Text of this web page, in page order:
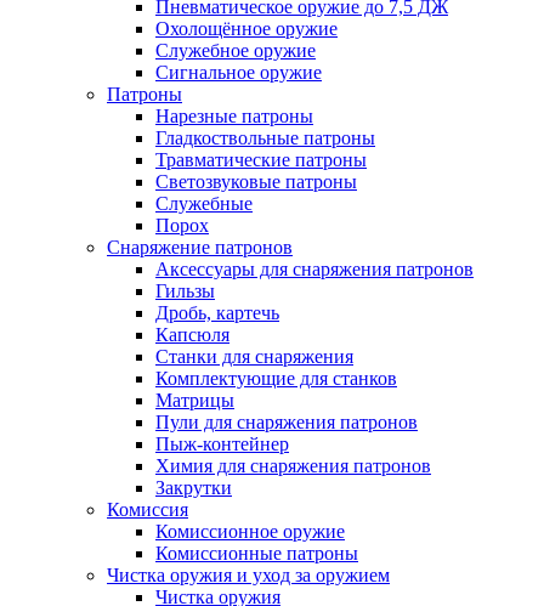
Пневматическое оружие до 7,5 ДЖ
Охолощённое оружие
Служебное оружие
Сигнальное оружие
Патроны
Нарезные патроны
Гладкоствольные патроны
Травматические патроны
Светозвуковые патроны
Служебные
Порох
Снаряжение патронов
Аксессуары для снаряжения патронов
Гильзы
Дробь, картечь
Капсюля
Станки для снаряжения
Комплектующие для станков
Матрицы
Пули для снаряжения патронов
Пыж-контейнер
Химия для снаряжения патронов
Закрутки
Комиссия
Комиссионное оружие
Комиссионные патроны
Чистка оружия и уход за оружием
Чистка оружия